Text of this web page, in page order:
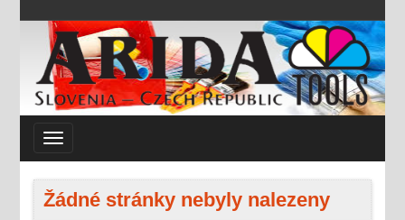
Žádné stránky nebyly nalezeny